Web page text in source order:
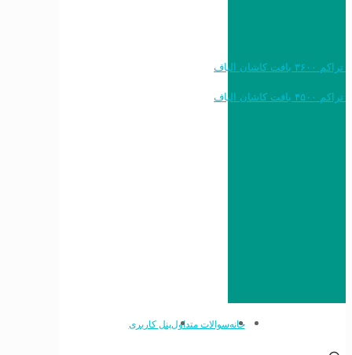
خرید به قیمت فرش ماشینی ۱۲۰۰ شانه تراکم ۳۶۰۰ بافت کاشان الیاف
خرید به قیمت فرش ماشینی ۱۵۰۰ شانه تراکم ۴۵۰۰ بافت کاشان الیاف
خانهسوالات متداولپنل کاربری